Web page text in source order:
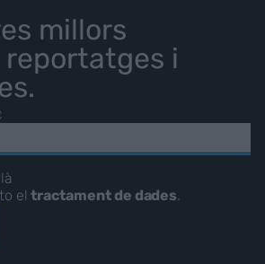
millors
i
eltractament de dades